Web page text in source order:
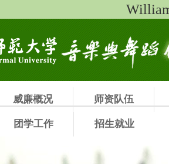
威廉概况 师资队伍
团学工作 招生就业